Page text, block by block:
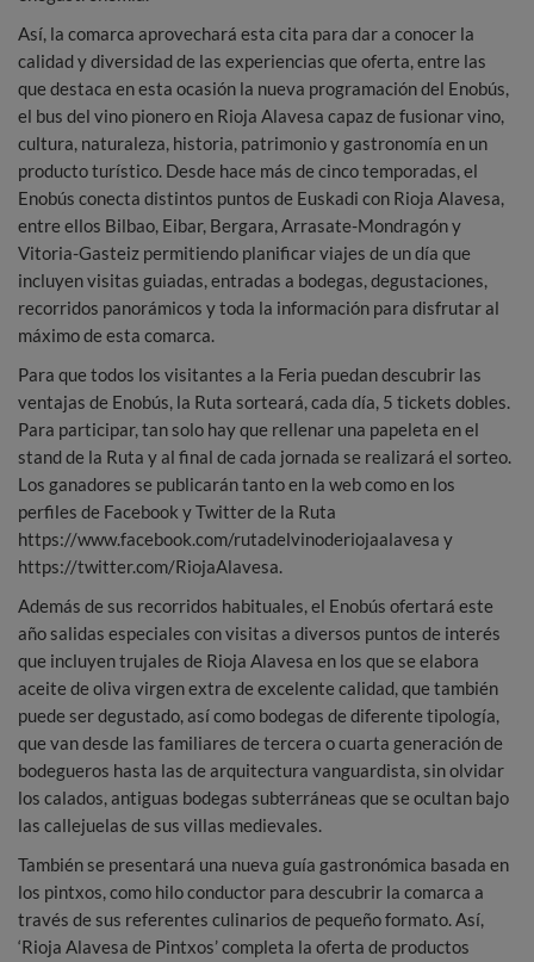
Así, la comarca aprovechará esta cita para dar a conocer la
calidad y diversidad de las experiencias que oferta, entre las
que destaca en esta ocasión la nueva programación del Enobús,
el bus del vino pionero en Rioja Alavesa capaz de fusionar vino,
cultura, naturaleza, historia, patrimonio y gastronomía en un
producto turístico. Desde hace más de cinco temporadas, el
Enobús conecta distintos puntos de Euskadi con Rioja Alavesa,
entre ellos Bilbao, Eibar, Bergara, Arrasate-Mondragón y
Vitoria-Gasteiz permitiendo planificar viajes de un día que
incluyen visitas guiadas, entradas a bodegas, degustaciones,
recorridos panorámicos y toda la información para disfrutar al
máximo de esta comarca.
Para que todos los visitantes a la Feria puedan descubrir las
ventajas de Enobús, la Ruta sorteará, cada día, 5 tickets dobles.
Para participar, tan solo hay que rellenar una papeleta en el
stand de la Ruta y al final de cada jornada se realizará el sorteo.
Los ganadores se publicarán tanto en la web como en los
perfiles de Facebook y Twitter de la Ruta
https://www.facebook.com/rutadelvinoderiojaalavesa y
https://twitter.com/RiojaAlavesa.
Además de sus recorridos habituales, el Enobús ofertará este
año salidas especiales con visitas a diversos puntos de interés
que incluyen trujales de Rioja Alavesa en los que se elabora
aceite de oliva virgen extra de excelente calidad, que también
puede ser degustado, así como bodegas de diferente tipología,
que van desde las familiares de tercera o cuarta generación de
bodegueros hasta las de arquitectura vanguardista, sin olvidar
los calados, antiguas bodegas subterráneas que se ocultan bajo
las callejuelas de sus villas medievales.
También se presentará una nueva guía gastronómica basada en
los pintxos, como hilo conductor para descubrir la comarca a
través de sus referentes culinarios de pequeño formato. Así,
‘Rioja Alavesa de Pintxos’ completa la oferta de productos